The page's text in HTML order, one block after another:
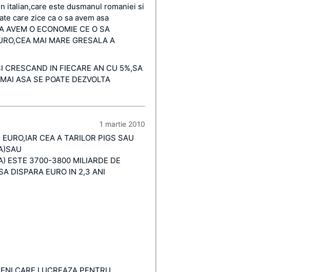
italian,care este dusmanul romaniei si
care zice ca o sa avem asa
O ECONOMIE CE O SA
MAI MARE GRESALA A
IN FIECARE AN CU 5%,SA
ASA SE POATE DEZVOLTA
1 martie 2010
CEA A TARILOR PIGS SAU
ESTE 3700-3800 MILIARDE DE
DISPARA EURO IN 2,3 ANI